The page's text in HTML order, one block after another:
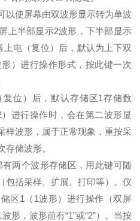
以使屏幕由双波形显示转为单波
上半部显示2波形，下半部显示
电（复位）后，默认为上下双
）进行操作形式，按此键一次
位）后，默认存储区1存储数
进行操作时，会在第二波形显
样波形，属于正常现象，重按采
储波形。
两个波形存储区，用此键可随
包括采样、扩展、打印等）。仪
区1（1波形）进行操作（双屏
形，波形前有“1”或“2”）。当按